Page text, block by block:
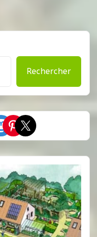
Rechercher
Mastodon
Pinterest
X